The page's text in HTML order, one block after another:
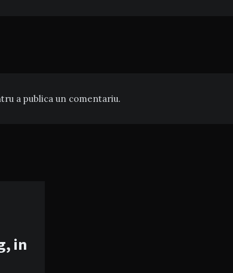
a publica un comentariu.
in